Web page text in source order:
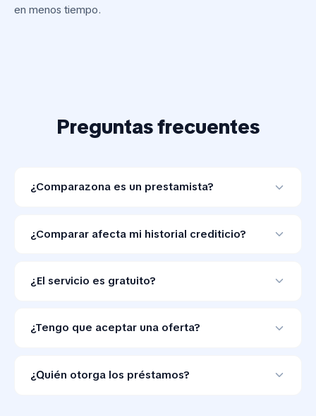
en menos tiempo.
Preguntas frecuentes
¿Comparazona es un prestamista?
comparación de préstamos en línea y no otorga
¿Comparar afecta mi historial crediticio?
historial crediticio.
¿El servicio es gratuito?
comparar ofertas de préstamos.
¿Tengo que aceptar una oferta?
que puedes ignorarlas si las condiciones no te
¿Quién otorga los préstamos?